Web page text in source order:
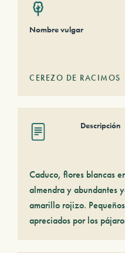
Nombre vulgar
CEREZO DE RACIMOS
Descripción
Caduco, flores blancas
almendra y abundantes
amarillo rojizo.
apreciados por los